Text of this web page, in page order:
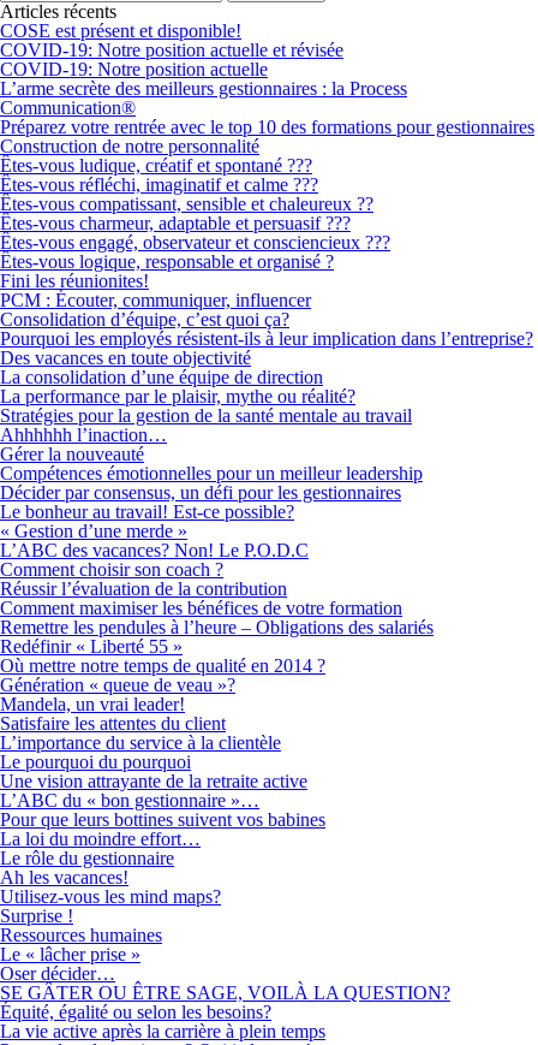
Articles récents
COSE est présent et disponible!
COVID-19: Notre position actuelle et révisée
COVID-19: Notre position actuelle
L’arme secrète des meilleurs gestionnaires : la Process
Communication®
Préparez votre rentrée avec le top 10 des formations pour gestionnaires
Construction de notre personnalité
Êtes-vous ludique, créatif et spontané ???
Êtes-vous réfléchi, imaginatif et calme ???
Êtes-vous compatissant, sensible et chaleureux ??
Êtes-vous charmeur, adaptable et persuasif ???
Êtes-vous engagé, observateur et consciencieux ???
Êtes-vous logique, responsable et organisé ?
Fini les réunionites!
PCM : Écouter, communiquer, influencer
Consolidation d’équipe, c’est quoi ça?
Pourquoi les employés résistent-ils à leur implication dans l’entreprise?
Des vacances en toute objectivité
La consolidation d’une équipe de direction
La performance par le plaisir, mythe ou réalité?
Stratégies pour la gestion de la santé mentale au travail
Ahhhhhh l’inaction…
Gérer la nouveauté
Compétences émotionnelles pour un meilleur leadership
Décider par consensus, un défi pour les gestionnaires
Le bonheur au travail! Est-ce possible?
« Gestion d’une merde »
L’ABC des vacances? Non! Le P.O.D.C
Comment choisir son coach ?
Réussir l’évaluation de la contribution
Comment maximiser les bénéfices de votre formation
Remettre les pendules à l’heure – Obligations des salariés
Redéfinir « Liberté 55 »
Où mettre notre temps de qualité en 2014 ?
Génération « queue de veau »?
Mandela, un vrai leader!
Satisfaire les attentes du client
L’importance du service à la clientèle
Le pourquoi du pourquoi
Une vision attrayante de la retraite active
L’ABC du « bon gestionnaire »…
Pour que leurs bottines suivent vos babines
La loi du moindre effort…
Le rôle du gestionnaire
Ah les vacances!
Utilisez-vous les mind maps?
Surprise !
Ressources humaines
Le « lâcher prise »
Oser décider…
SE GÂTER OU ÊTRE SAGE, VOILÀ LA QUESTION?
Équité, égalité ou selon les besoins?
La vie active après la carrière à plein temps